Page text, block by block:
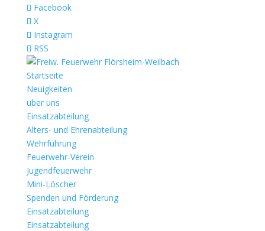
Facebook
X
Instagram
RSS
Startseite
Neuigkeiten
über uns
Einsatzabteilung
Alters- und Ehrenabteilung
Wehrführung
Feuerwehr-Verein
Jugendfeuerwehr
Mini-Löscher
Spenden und Förderung
Einsatzabteilung
Einsatzabteilung